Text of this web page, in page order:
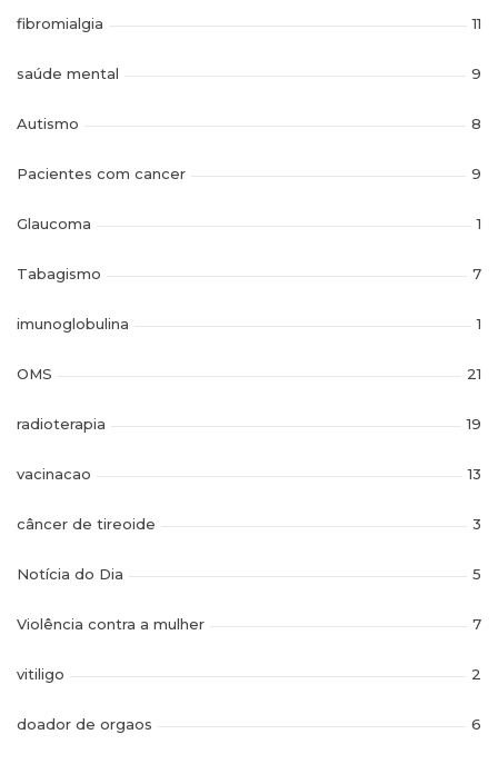
fibromialgia 11
saúde mental 9
Autismo 8
Pacientes com cancer 9
Glaucoma 1
Tabagismo 7
imunoglobulina 1
OMS 21
radioterapia 19
vacinacao 13
câncer de tireoide 3
Notícia do Dia 5
Violência contra a mulher 7
vitiligo 2
doador de orgaos 6